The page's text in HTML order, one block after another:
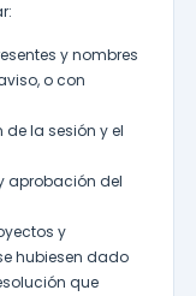
y nombres
o con
la sesión y el
aprobación del
y
hubiesen dado
que